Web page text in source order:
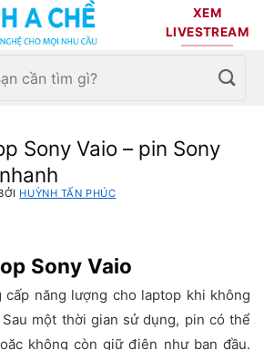
XEM
LIVESTREAM
Sony Vaio – pin Sony
HUỲNH TẤN PHÚC
Sony Vaio
cấp năng lượng cho laptop khi không
một thời gian sử dụng, pin có thể
không còn giữ điện như ban đầu.